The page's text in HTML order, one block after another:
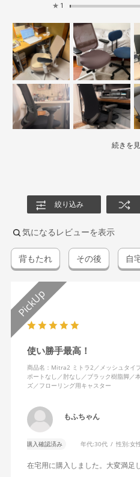
★ 1
続きを
絞り込み
気になるレビューを表示
背もたれ その後 自
使い勝手最高！
商品名：Mitra2 ミトラ2／メッシュタイ
ポートなし／肘なし／ブラック樹脂脚／
ズ／フローリング用キャスター
もふちゃん
購入確認済み 年代:30代 性別:女
在宅用に購入しました。大変満足